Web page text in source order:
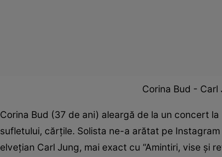
Corina Bud - Carl
Corina Bud (37 de ani) aleargă de la un concert
sufletului, cărțile. Solista ne-a arătat pe
elvețian Carl Jung, mai exact cu “Amintiri, vise și